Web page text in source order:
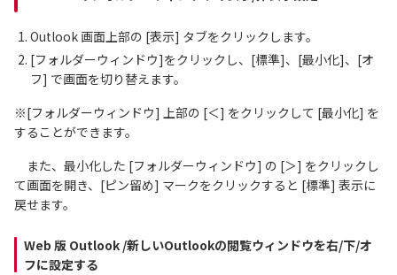
Outlook 画面上部の [表示] タブをクリックします。
[フォルダーウィンドウ]をクリックし、[標準]、[最小化]、[オ
フ] で画面を切り替えます。
※[フォルダーウィンドウ] 上部の [＜] をクリックして [最小化] を
することができます。
また、最小化した [フォルダーウィンドウ] の [＞] をクリックし
て画面を開き、[ピン留め] マークをクリックすると [標準] 表示に
戻せます。
Web 版 Outlook /新しいOutlookの閲覧ウィンドウを右/下/オ
フに設定する